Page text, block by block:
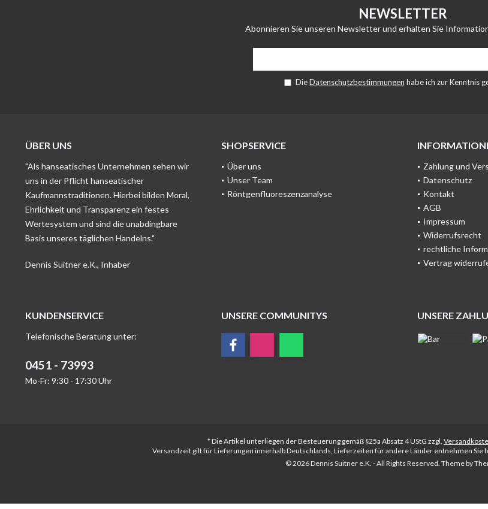
NEWSLETTER
Abonnieren Sie unseren Newsletter und erhalten Sie
DieDatenschutzbestimmungen habe ich zur Kenntnis
ÜBER UNS
"Als hanseatisches Unternehmen sehen wir
uns in der Pflicht hanseatischer
Kaufmannstraditionen. Hierbei bilden Moral,
Ehrlichkeit und Transparenz ein festes
Wertesystem und sind die unabdingbare
Basis unseres täglichen Handelns."
Dennis Suitner e.K., Inhaber
SHOPSERVICE
Über uns
Unser Team
Röntgenfluoreszenzanalyse
Zahlung und
Datenschutz
Kontakt
AGB
Impressum
Widerrufsrecht
rechtliche
Vertrag
KUNDENSERVICE
Telefonische Beratung unter:
0451 - 73993
Mo-Fr: 9:30 - 17:30 Uhr
UNSERE COMMUNITYS UNSERE
* Die Artikel unterliegen der Besteuerung gemäß §25a Absatz 4 UStG zzgl.
Versandzeit gilt für Lieferungen innerhalb Deutschlands, Lieferzeiten für andere Länder entnehmen
© 2026 Dennis Suitner e.K. - All Rights Reserved. Theme by